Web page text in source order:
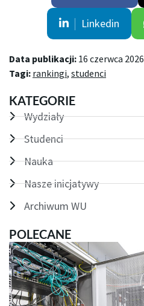
Linkedin
Data publikacji: 16 czerwca 2026
Tagi: rankingi, studenci
KATEGORIE
Wydziały
Studenci
Nauka
Nasze inicjatywy
Archiwum WU
POLECANE